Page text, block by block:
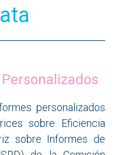
personalizados
sobre Eficiencia
sobre Informes de